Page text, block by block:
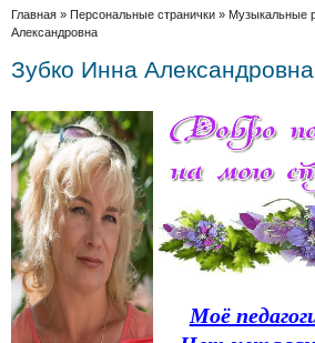
Вы здесь
Главная » Персональные странички » Музыкальные
Александровна
Зубко Инна Александровна
Моё